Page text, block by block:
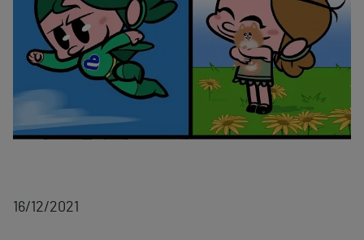
16/12/2021